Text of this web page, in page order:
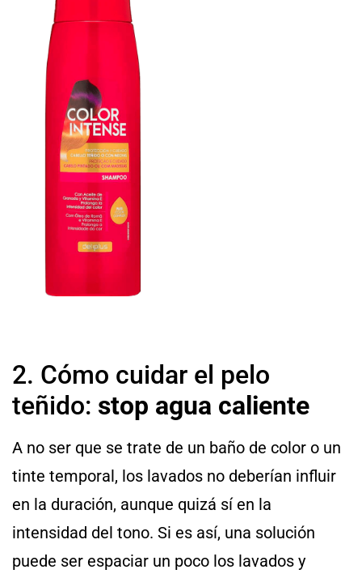
2. Cómo cuidar el pelo
teñido: stop agua caliente
A no ser que se trate de un baño de color o un
tinte temporal, los lavados no deberían influir
en la duración, aunque quizá sí en la
intensidad del tono. Si es así, una solución
puede ser espaciar un poco los lavados y